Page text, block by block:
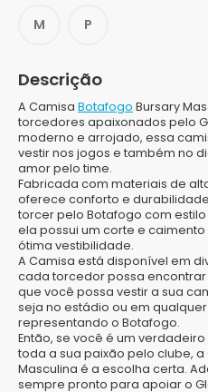
M P
Descrição
A Camisa Botafogo Bursary
torcedores apaixonados pelo
moderno e arrojado, essa
vestir nos jogos e também no
amor pelo time.
Fabricada com materiais de
oferece conforto e
torcer pelo Botafogo com
ela possui um corte e
ótima vestibilidade.
A Camisa está disponível em
cada torcedor possa
que você possa vestir a sua
seja no estádio ou em
representando o Botafogo.
Então, se você é um
toda a sua paixão pelo clube,
Masculina é a escolha certa.
sempre pronto para apoiar o